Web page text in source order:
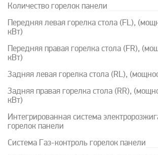
Количество горелок панели
Передняя левая горелка стола (FL),
кВт)
Передняя правая горелка стола (FR),
кВт)
Задняя левая горелка стола (RL),
Задняя правая горелка стола (RR),
кВт)
Интегрированная система
горелок панели
Система Газ-контроль горелок панели